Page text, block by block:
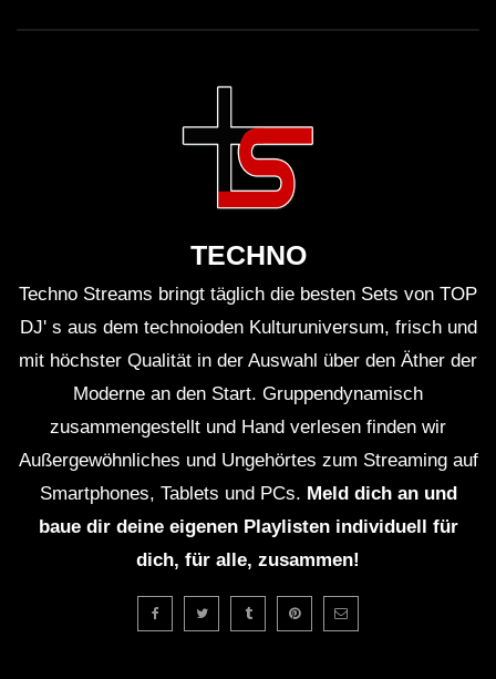
TECHNO
Techno Streams bringt täglich die besten Sets von TOP
DJ' s aus dem technoioden Kulturuniversum, frisch und
mit höchster Qualität in der Auswahl über den Äther der
Moderne an den Start. Gruppendynamisch
zusammengestellt und Hand verlesen finden wir
Außergewöhnliches und Ungehörtes zum Streaming auf
Smartphones, Tablets und PCs. Meld dich an und
baue dir deine eigenen Playlisten individuell für
dich, für alle, zusammen!